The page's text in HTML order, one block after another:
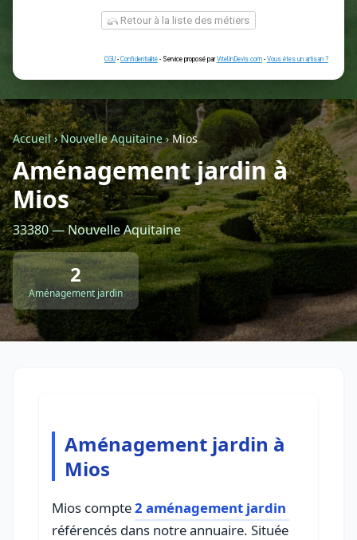
ou
Géolocalisez-moi automatiquement !
Retour à la liste des métiers
CGU-Confidentialité- Service proposé parViteUnDevis.com -Vous
Accueil›Nouvelle Aquitaine› Mios
Aménagement jardin à
Mios
33380 — Nouvelle Aquitaine
2
Aménagement jardin
Aménagement jardin à
Mios
Mios compte2 aménagement jardin
référencés dans notre annuaire. Située